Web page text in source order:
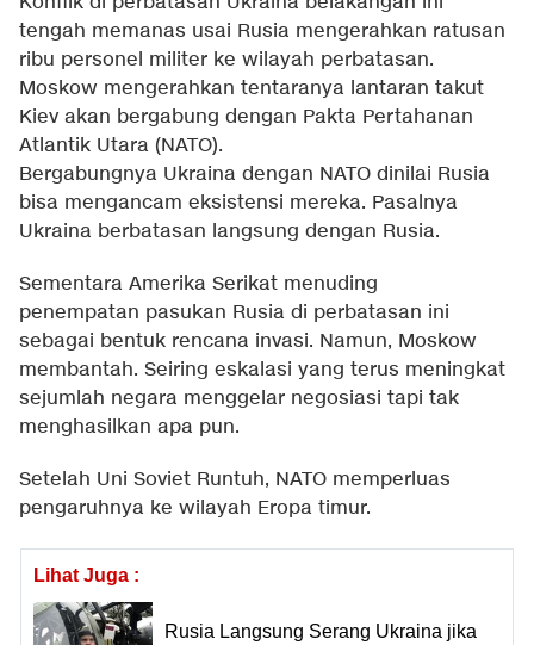
tengah memanas usai Rusia mengerahkan ratusan
ribu personel militer ke wilayah perbatasan.
Moskow mengerahkan tentaranya lantaran takut
Kiev akan bergabung dengan Pakta Pertahanan
Atlantik Utara (NATO).
Bergabungnya Ukraina dengan NATO dinilai Rusia
bisa mengancam eksistensi mereka. Pasalnya
Ukraina berbatasan langsung dengan Rusia.
Sementara Amerika Serikat menuding
penempatan pasukan Rusia di perbatasan ini
sebagai bentuk rencana invasi. Namun, Moskow
membantah. Seiring eskalasi yang terus meningkat
sejumlah negara menggelar negosiasi tapi tak
menghasilkan apa pun.
Setelah Uni Soviet Runtuh, NATO memperluas
pengaruhnya ke wilayah Eropa timur.
Lihat Juga :
Rusia Langsung Serang Ukraina jika